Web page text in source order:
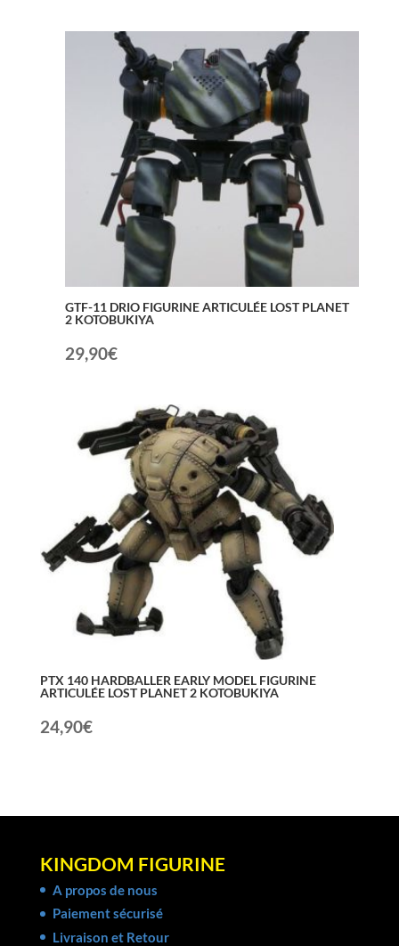
GTF-11 DRIO FIGURINE ARTICULÉE LOST PLANET
2 KOTOBUKIYA
29,90€
PTX 140 HARDBALLER EARLY MODEL FIGURINE
ARTICULÉE LOST PLANET 2 KOTOBUKIYA
24,90€
KINGDOM FIGURINE
A propos de nous
Paiement sécurisé
Livraison et Retour